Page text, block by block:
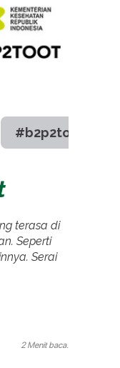
#b2p2toot
terasa di
Seperti
Serai
2 Menit baca.